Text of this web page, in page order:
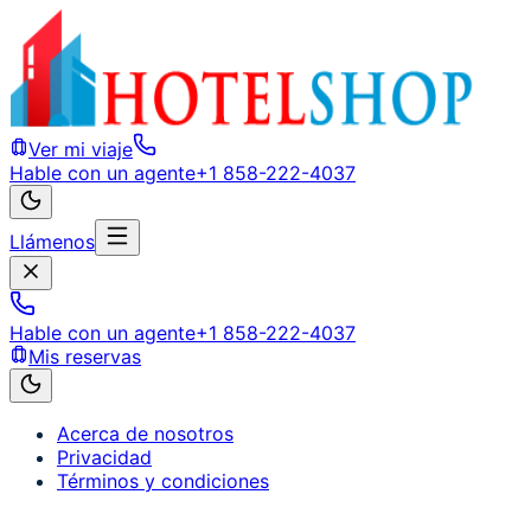
Ver mi viaje
Hable con un agente+1 858-222-4037
Llámenos
Hable con un agente+1 858-222-4037
Mis reservas
Acerca de nosotros
Privacidad
Términos y condiciones